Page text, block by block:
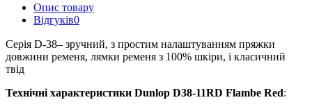
Опис товару
Відгуків0
Серія D-38– зручний, з простим налаштуванням пряжки
довжини ременя, лямки ременя з 100% шкіри, і класичний
твід
Технічні характеристики Dunlop D38-11RD Flambe Red: